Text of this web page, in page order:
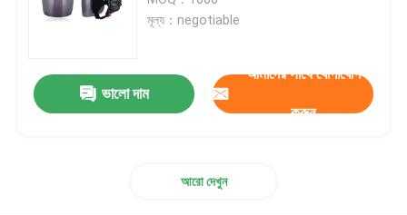
জলরোধী সুইম ক্যাপ
মূল্য：negotiable
ভালো দাম
আমাদের সাথে যোগাযোগ
করুন
আরো দেখুন